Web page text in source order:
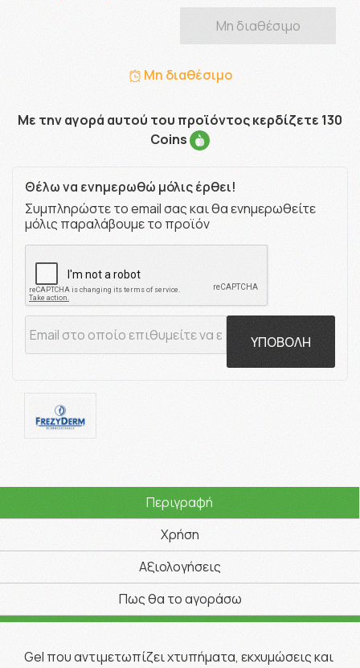
Μη διαθέσιμο
Μη διαθέσιμο
Με την αγορά αυτού του προϊόντος κερδίζετε 130
Coins
Θέλω να ενημερωθώ μόλις έρθει!
Συμπληρώστε το email σας και θα ενημερωθείτε
μόλις παραλάβουμε το προϊόν
ΥΠΟΒΟΛΗ
Περιγραφή
Χρήση
Αξιολογήσεις
Πως θα το αγοράσω
Gel που αντιμετωπίζει χτυπήματα, εκχυμώσεις και